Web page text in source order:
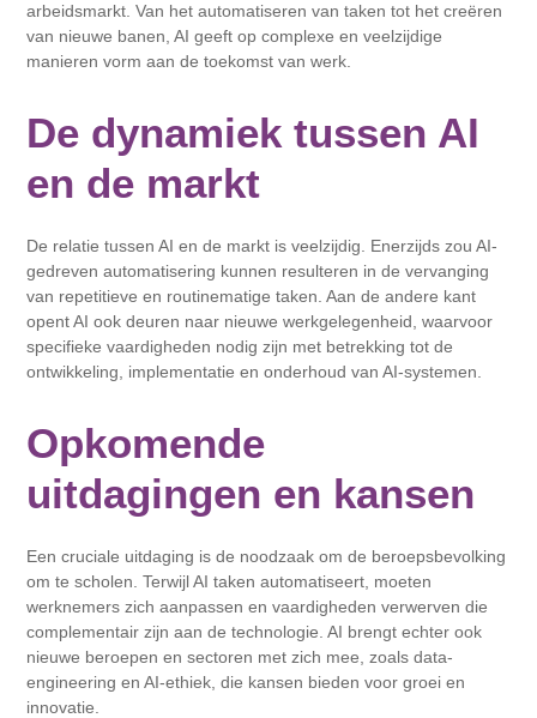
arbeidsmarkt. Van het automatiseren van taken tot het creëren
van nieuwe banen, AI geeft op complexe en veelzijdige
manieren vorm aan de toekomst van werk.
De dynamiek tussen AI
en de markt
De relatie tussen AI en de markt is veelzijdig. Enerzijds zou AI-
gedreven automatisering kunnen resulteren in de vervanging
van repetitieve en routinematige taken. Aan de andere kant
opent AI ook deuren naar nieuwe werkgelegenheid, waarvoor
specifieke vaardigheden nodig zijn met betrekking tot de
ontwikkeling, implementatie en onderhoud van AI-systemen.
Opkomende
uitdagingen en kansen
Een cruciale uitdaging is de noodzaak om de beroepsbevolking
om te scholen. Terwijl AI taken automatiseert, moeten
werknemers zich aanpassen en vaardigheden verwerven die
complementair zijn aan de technologie. AI brengt echter ook
nieuwe beroepen en sectoren met zich mee, zoals data-
engineering en AI-ethiek, die kansen bieden voor groei en
innovatie.